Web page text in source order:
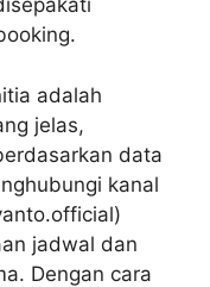
adalah
jelas,
data
kanal
jadwal dan
Dengan cara